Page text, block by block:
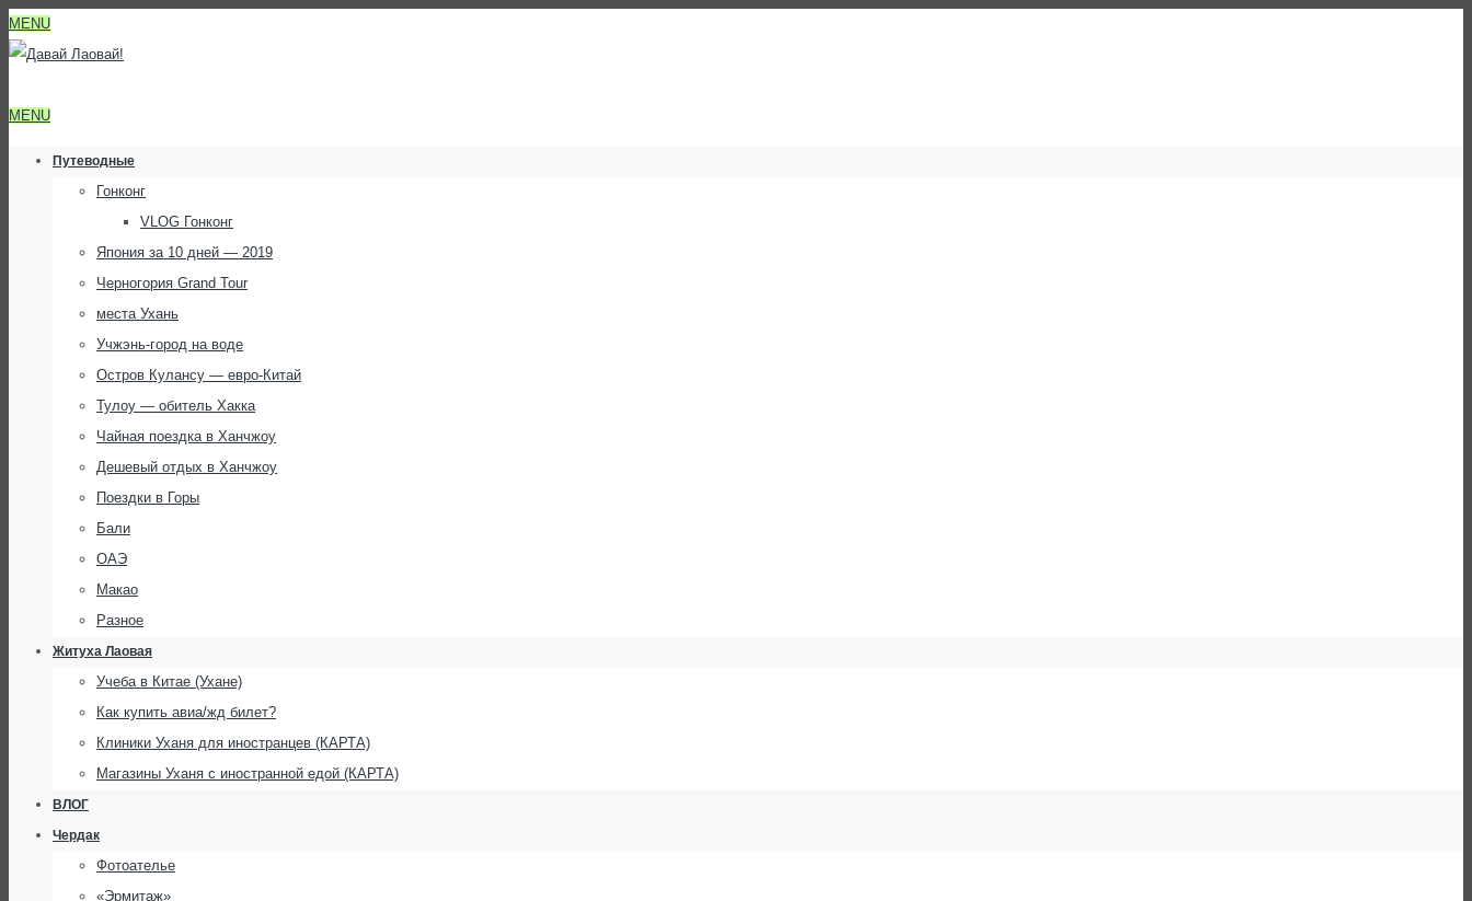
MENU
MENU
Путеводные
Гонконг
VLOG Гонконг
Япония за 10 дней — 2019
Черногория Grand Tour
места Ухань
Учжэнь-город на воде
Остров Кулансу — евро-Китай
Тулоу — обитель Хакка
Чайная поездка в Ханчжоу
Дешевый отдых в Ханчжоу
Поездки в Горы
Бали
ОАЭ
Макао
Разное
Житуха Лаовая
Учеба в Китае (Ухане)
Как купить авиа/жд билет?
Клиники Уханя для иностранцев (КАРТА)
Магазины Уханя с иностранной едой (КАРТА)
ВЛОГ
Чердак
Фотоателье
«Эрмитаж»